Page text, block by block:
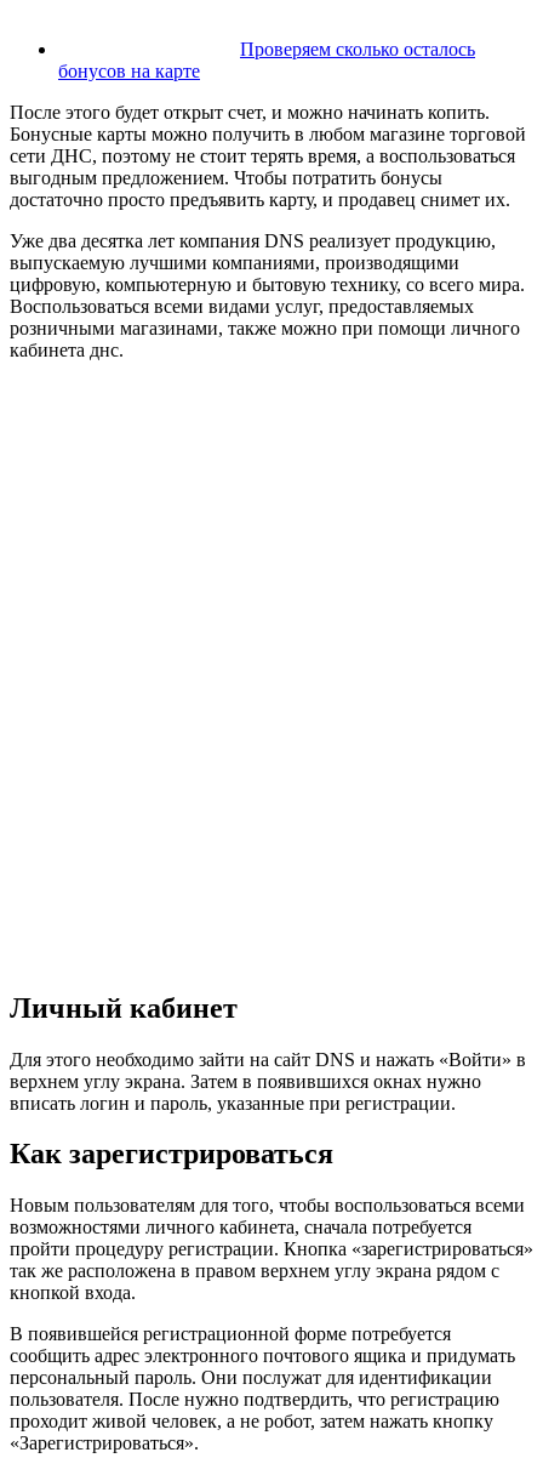
Проверяем сколько осталось
бонусов на карте
После этого будет открыт счет, и можно начинать копить.
Бонусные карты можно получить в любом магазине торговой
сети ДНС, поэтому не стоит терять время, а воспользоваться
выгодным предложением. Чтобы потратить бонусы
достаточно просто предъявить карту, и продавец снимет их.
Уже два десятка лет компания DNS реализует продукцию,
выпускаемую лучшими компаниями, производящими
цифровую, компьютерную и бытовую технику, со всего мира.
Воспользоваться всеми видами услуг, предоставляемых
розничными магазинами, также можно при помощи личного
кабинета днс.
Личный кабинет
Для этого необходимо зайти на сайт DNS и нажать «Войти» в
верхнем углу экрана. Затем в появившихся окнах нужно
вписать логин и пароль, указанные при регистрации.
Как зарегистрироваться
Новым пользователям для того, чтобы воспользоваться всеми
возможностями личного кабинета, сначала потребуется
пройти процедуру регистрации. Кнопка «зарегистрироваться»
так же расположена в правом верхнем углу экрана рядом с
кнопкой входа.
В появившейся регистрационной форме потребуется
сообщить адрес электронного почтового ящика и придумать
персональный пароль. Они послужат для идентификации
пользователя. После нужно подтвердить, что регистрацию
проходит живой человек, а не робот, затем нажать кнопку
«Зарегистрироваться».